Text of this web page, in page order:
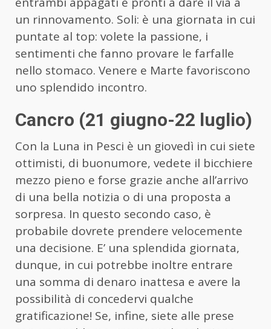
un rinnovamento. Soli: è una giornata in cui
puntate al top: volete la passione, i
sentimenti che fanno provare le farfalle
nello stomaco. Venere e Marte favoriscono
uno splendido incontro.
Cancro (21 giugno-22 luglio)
Con la Luna in Pesci è un giovedì in cui siete
ottimisti, di buonumore, vedete il bicchiere
mezzo pieno e forse grazie anche all’arrivo
di una bella notizia o di una proposta a
sorpresa. In questo secondo caso, è
probabile dovrete prendere velocemente
una decisione. E’ una splendida giornata,
dunque, in cui potrebbe inoltre entrare
una somma di denaro inattesa e avere la
possibilità di concedervi qualche
gratificazione! Se, infine, siete alle prese